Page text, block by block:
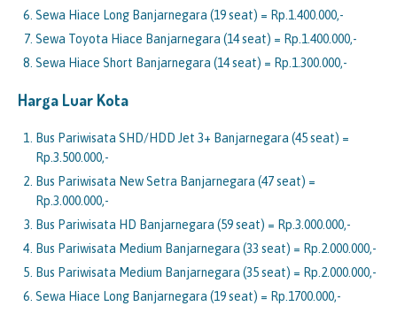
Sewa Hiace Long Banjarnegara (19 seat) = Rp.1.400.000,-
Sewa Toyota Hiace Banjarnegara (14 seat) = Rp.1.400.000,-
Sewa Hiace Short Banjarnegara (14 seat) = Rp.1.300.000,-
Harga Luar Kota
Bus Pariwisata SHD/HDD Jet 3+ Banjarnegara (45 seat) =
Rp.3.500.000,-
Bus Pariwisata New Setra Banjarnegara (47 seat) =
Rp.3.000.000,-
Bus Pariwisata HD Banjarnegara (59 seat) = Rp.3.000.000,-
Bus Pariwisata Medium Banjarnegara (33 seat) = Rp.2.000.000,-
Bus Pariwisata Medium Banjarnegara (35 seat) = Rp.2.000.000,-
Sewa Hiace Long Banjarnegara (19 seat) = Rp.1700.000,-